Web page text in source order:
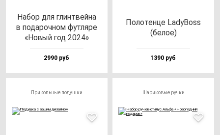
Набор для глин­твей­на
в по­да­роч­ном фут­ля­ре
«Новый год 2024»
2990 руб
Поло­тен­це LadyBoss
(бе­лое)
1390 руб
Прикольные подушки Шариковые ручки